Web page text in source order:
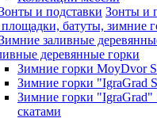
Зонты и
площадки, батуты, зимние
деревянные горки
Зимние горки MoyDvor
Зимние горки "IgraGrad
Зимние горки "IgraGrad"
скатами